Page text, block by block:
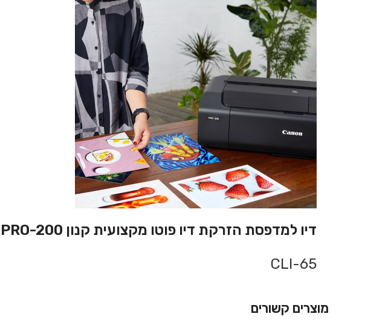
דיו למדפסת הזרקת דיו פוטו מקצועית קנון Canon PIXMA PRO-200:
CLI-65
מוצרים קשורים